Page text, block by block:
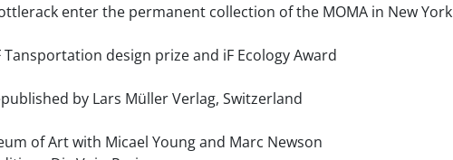
enter the permanent collection of the MOMA in New York
design prize and iF Ecology Award
by Lars Müller Verlag, Switzerland
of Art with Micael Young and Marc Newson